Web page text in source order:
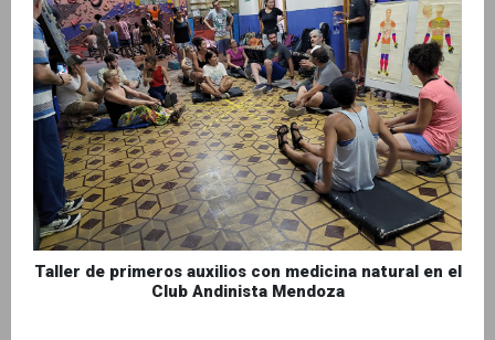
Taller de primeros auxilios con medicina natural en el
Club Andinista Mendoza